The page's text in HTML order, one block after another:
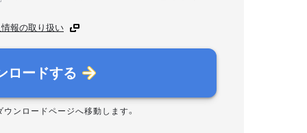
報の取り扱い
ロードする
ウンロードページへ移動します。